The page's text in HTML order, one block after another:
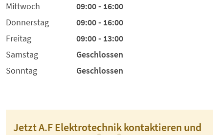
Mittwoch
09:00 - 16:00
Donnerstag
09:00 - 16:00
Freitag
09:00 - 13:00
Samstag
Geschlossen
Sonntag
Geschlossen
Jetzt A.F Elektrotechnik kontaktieren und